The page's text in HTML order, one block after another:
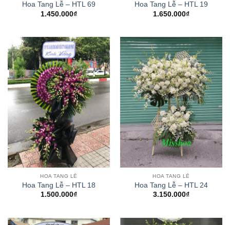
Hoa Tang Lễ – HTL 69
1.450.000₫
Hoa Tang Lễ – HTL 19
1.650.000₫
HOA TANG LỄ
Hoa Tang Lễ – HTL 18
1.500.000₫
HOA TANG LỄ
Hoa Tang Lễ – HTL 24
3.150.000₫